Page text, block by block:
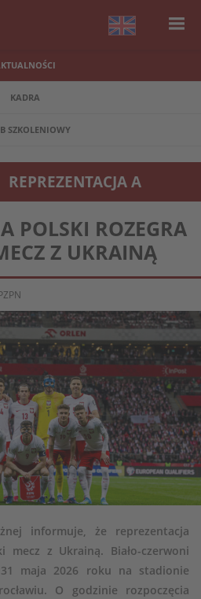
KADRA
SZKOLENIOWY
REPREZENTACJA A
POLSKI ROZEGRA
Z UKRAINĄ
informuje, że reprezentacja
mecz z Ukrainą. Biało-czerwoni
maja 2026 roku na stadionie
O godzinie rozpoczęcia